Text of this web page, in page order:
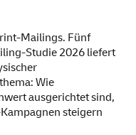
Mailings. Fünf
Studie 2026 liefert
Wie
ausgerichtet sind,
steigern